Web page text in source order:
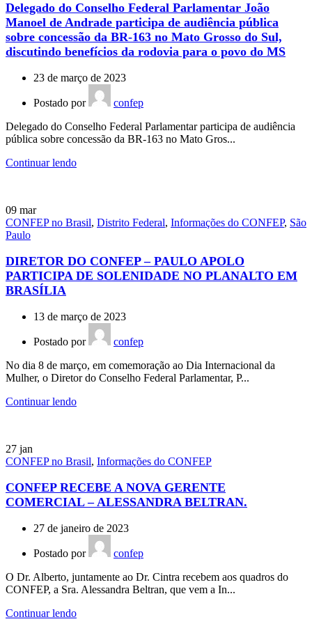
Delegado do Conselho Federal Parlamentar João
Manoel de Andrade participa de audiência pública
sobre concessão da BR-163 no Mato Grosso do Sul,
discutindo benefícios da rodovia para o povo do MS
23 de março de 2023
Postado por
confep
Delegado do Conselho Federal Parlamentar participa de audiência
pública sobre concessão da BR-163 no Mato Gros...
Continuar lendo
09 mar
CONFEP no Brasil, Distrito Federal, Informações do CONFEP, São
Paulo
DIRETOR DO CONFEP – PAULO APOLO
PARTICIPA DE SOLENIDADE NO PLANALTO EM
BRASÍLIA
13 de março de 2023
Postado por
confep
No dia 8 de março, em comemoração ao Dia Internacional da
Mulher, o Diretor do Conselho Federal Parlamentar, P...
Continuar lendo
27 jan
CONFEP no Brasil, Informações do CONFEP
CONFEP RECEBE A NOVA GERENTE
COMERCIAL – ALESSANDRA BELTRAN.
27 de janeiro de 2023
Postado por
confep
O Dr. Alberto, juntamente ao Dr. Cintra recebem aos quadros do
CONFEP, a Sra. Alessandra Beltran, que vem a In...
Continuar lendo